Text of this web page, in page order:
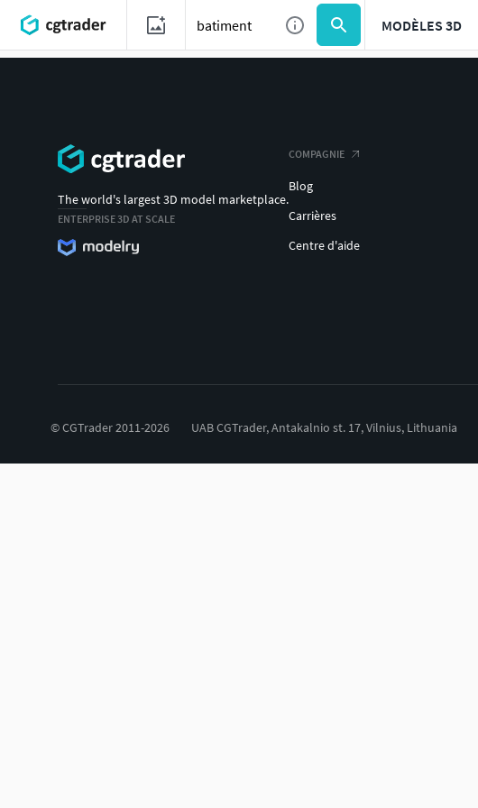
MODÈLES 3D
The world's largest 3D model marketplace.
ENTERPRISE 3D AT SCALE
COMPAGNIE
Blog
Carrières
Centre d'aide
© CGTrader 2011-2026 UAB CGTrader, Antakalnio st. 17, Vilnius, Lithuania